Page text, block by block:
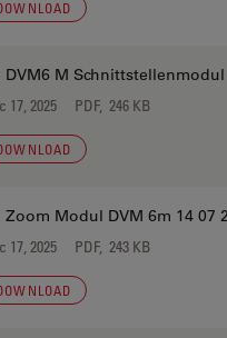
DVM6 M Schnittstellenmodul
17, 2025 PDF, 246 KB
Zoom Modul DVM 6m 14 07
17, 2025 PDF, 243 KB